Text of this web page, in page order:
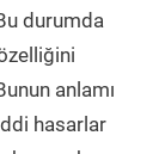
durumda
anlamı
hasarlar